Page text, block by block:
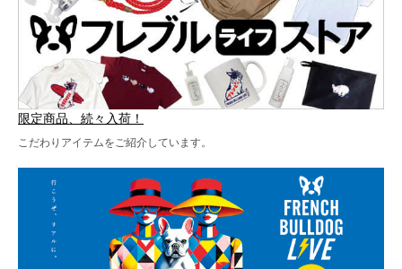
限定商品、続々入荷！
こだわりアイテムをご紹介しています。